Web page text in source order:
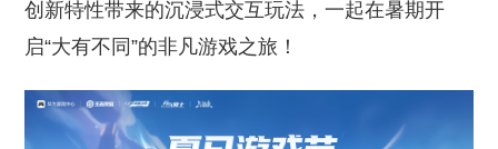
创新特性带来的沉浸式交互玩法，一起在暑期开
启“大有不同”的非凡游戏之旅！